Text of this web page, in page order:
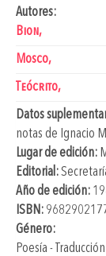
Autores:
Bion,
Mosco,
Teócrito,
Datos
notas de Ignacio
Lugar de edición:
Editorial:
Año de edición:
ISBN:
Género:
Poesía -